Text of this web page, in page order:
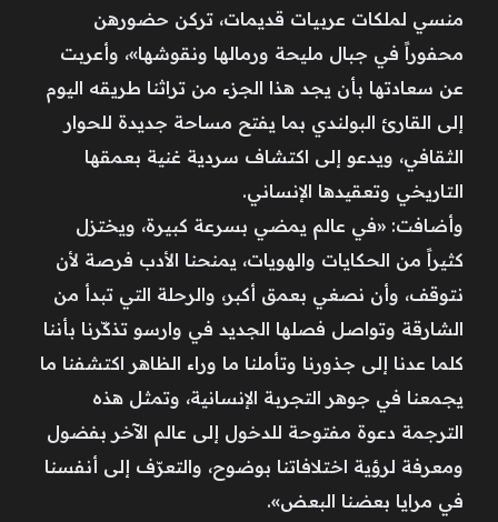
منسي لملكات عربيات قديمات، تركن حضورهن
محفوراً في جبال مليحة ورمالها ونقوشها»، وأعربت
عن سعادتها بأن يجد هذا الجزء من تراثنا طريقه اليوم
إلى القارئ البولندي بما يفتح مساحة جديدة للحوار
الثقافي، ويدعو إلى اكتشاف سردية غنية بعمقها
التاريخي وتعقيدها الإنساني.
وأضافت: «في عالم يمضي بسرعة كبيرة، ويختزل
كثيراً من الحكايات والهويات، يمنحنا الأدب فرصة لأن
نتوقف، وأن نصغي بعمق أكبر، والرحلة التي تبدأ من
الشارقة وتواصل فصلها الجديد في وارسو تذكّرنا بأننا
كلما عدنا إلى جذورنا وتأملنا ما وراء الظاهر اكتشفنا ما
يجمعنا في جوهر التجربة الإنسانية، وتمثل هذه
الترجمة دعوة مفتوحة للدخول إلى عالم الآخر بفضول
ومعرفة لرؤية اختلافاتنا بوضوح، والتعرّف إلى أنفسنا
في مرايا بعضنا البعض».